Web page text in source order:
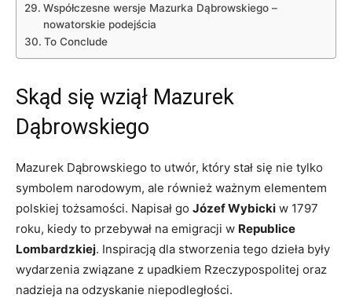
Współczesne wersje Mazurka Dąbrowskiego –
nowatorskie podejścia
To Conclude
Skąd się wziął Mazurek
Dąbrowskiego
Mazurek Dąbrowskiego to utwór, który ‍stał się nie tylko
symbolem narodowym, ale ‌również ważnym elementem
polskiej tożsamości. Napisał ‍go Józef Wybicki w 1797
roku,‌ kiedy ⁤to ​przebywał na emigracji‌ w‍ Republice
Lombardzkiej. Inspiracją‍ dla stworzenia tego dzieła⁤ były
wydarzenia związane z upadkiem Rzeczypospolitej oraz
nadzieja na odzyskanie niepodległości.